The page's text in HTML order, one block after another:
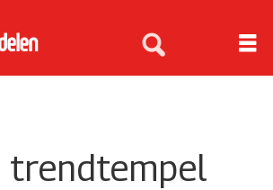
trendtempel